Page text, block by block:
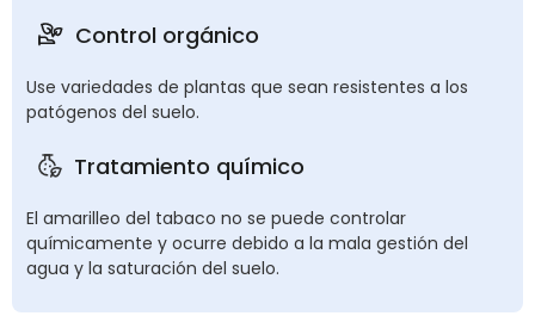
Control orgánico
Use variedades de plantas que sean resistentes a los
patógenos del suelo.
Tratamiento químico
El amarilleo del tabaco no se puede controlar
químicamente y ocurre debido a la mala gestión del
agua y la saturación del suelo.